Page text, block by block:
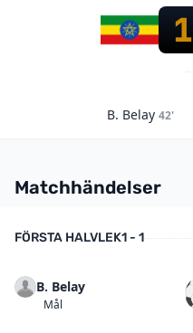
1
B. Belay 42'
Matchhändelser
FÖRSTA HALVLEK1 - 1
B. Belay
Mål